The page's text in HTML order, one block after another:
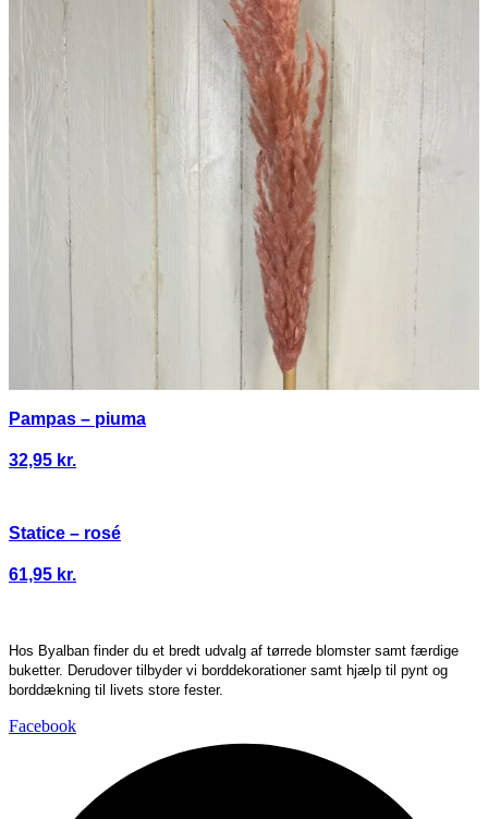
Pampas – piuma
32,95 kr.
Statice – rosé
61,95 kr.
Hos Byalban finder du et bredt udvalg af tørrede blomster samt færdige
buketter. Derudover tilbyder vi borddekorationer samt hjælp til pynt og
borddækning til livets store fester.
Facebook